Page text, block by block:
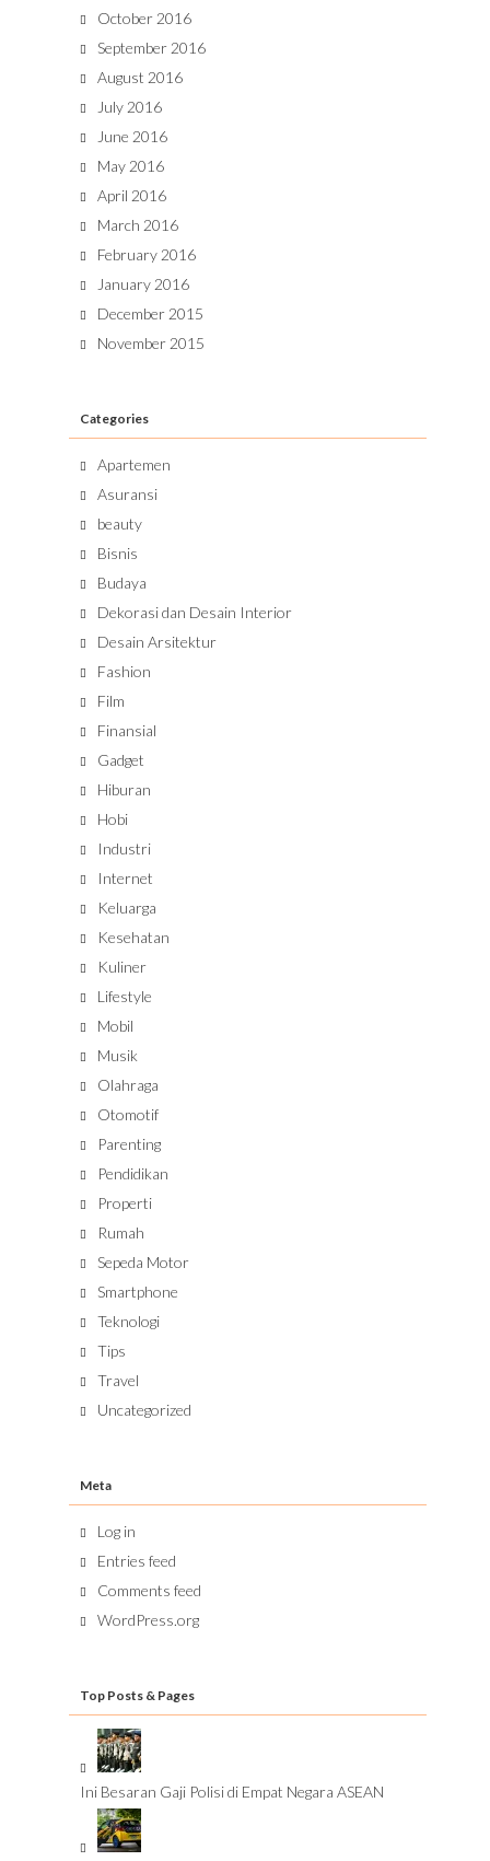
October 2016
September 2016
August 2016
July 2016
June 2016
May 2016
April 2016
March 2016
February 2016
January 2016
December 2015
November 2015
Categories
Apartemen
Asuransi
beauty
Bisnis
Budaya
Dekorasi dan Desain Interior
Desain Arsitektur
Fashion
Film
Finansial
Gadget
Hiburan
Hobi
Industri
Internet
Keluarga
Kesehatan
Kuliner
Lifestyle
Mobil
Musik
Olahraga
Otomotif
Parenting
Pendidikan
Properti
Rumah
Sepeda Motor
Smartphone
Teknologi
Tips
Travel
Uncategorized
Meta
Log in
Entries feed
Comments feed
WordPress.org
Top Posts & Pages
Ini Besaran Gaji Polisi di Empat Negara ASEAN